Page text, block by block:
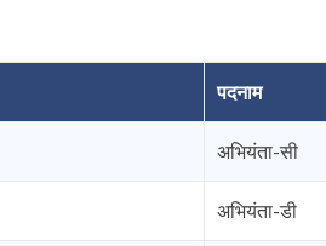
पदनाम
अभियंता-सी
अभियंता-डी